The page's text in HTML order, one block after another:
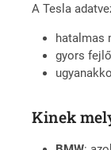
A Tesla
hatalmas
gyors
Kinek